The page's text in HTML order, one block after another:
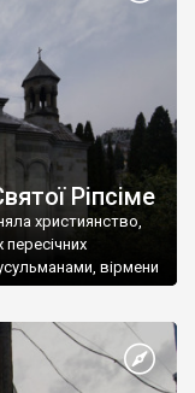
Ріпсіме
християнство,
вірмени